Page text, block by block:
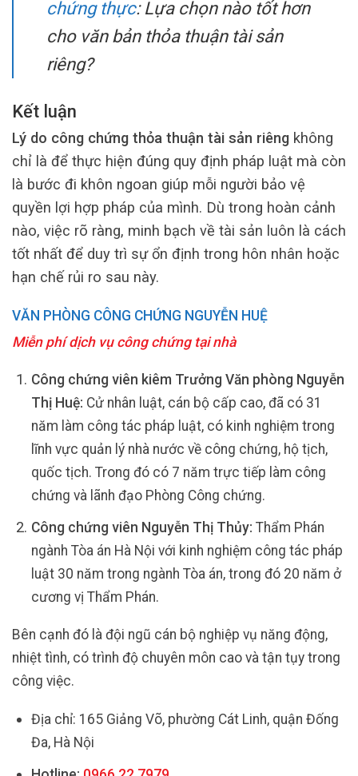
chứng thực: Lựa chọn nào tốt hơn
cho văn bản thỏa thuận tài sản
riêng?
Kết luận
Lý do công chứng thỏa thuận tài sản riêng không
chỉ là để thực hiện đúng quy định pháp luật mà còn
là bước đi khôn ngoan giúp mỗi người bảo vệ
quyền lợi hợp pháp của mình. Dù trong hoàn cảnh
nào, việc rõ ràng, minh bạch về tài sản luôn là cách
tốt nhất để duy trì sự ổn định trong hôn nhân hoặc
hạn chế rủi ro sau này.
VĂN PHÒNG CÔNG CHỨNG NGUYỄN HUỆ
Miễn phí dịch vụ công chứng tại nhà
Công chứng viên kiêm Trưởng Văn phòng Nguyễn
Thị Huệ: Cử nhân luật, cán bộ cấp cao, đã có 31
năm làm công tác pháp luật, có kinh nghiệm trong
lĩnh vực quản lý nhà nước về công chứng, hộ tịch,
quốc tịch. Trong đó có 7 năm trực tiếp làm công
chứng và lãnh đạo Phòng Công chứng.
Công chứng viên Nguyễn Thị Thủy: Thẩm Phán
ngành Tòa án Hà Nội với kinh nghiệm công tác pháp
luật 30 năm trong ngành Tòa án, trong đó 20 năm ở
cương vị Thẩm Phán.
Bên cạnh đó là đội ngũ cán bộ nghiệp vụ năng động,
nhiệt tình, có trình độ chuyên môn cao và tận tụy trong
công việc.
Địa chỉ: 165 Giảng Võ, phường Cát Linh, quận Đống
Đa, Hà Nội